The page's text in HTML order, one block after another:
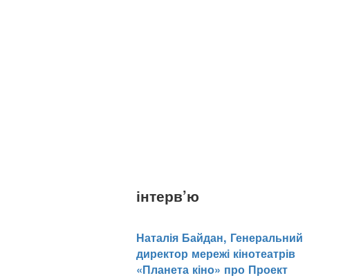
інтерв’ю
Наталія Байдан, Генеральний
директор мережі кінотеатрів
«Планета кіно» про Проект